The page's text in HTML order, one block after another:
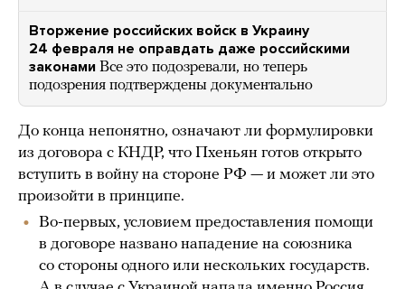
Вторжение российских войск в Украину
24 февраля не оправдать даже российскими
законами Все это подозревали, но теперь
подозрения подтверждены документально
До конца непонятно, означают ли формулировки
из договора с КНДР, что Пхеньян готов открыто
вступить в войну на стороне РФ — и может ли это
произойти в принципе.
Во-первых, условием предоставления помощи
в договоре названо нападение на союзника
со стороны одного или нескольких государств.